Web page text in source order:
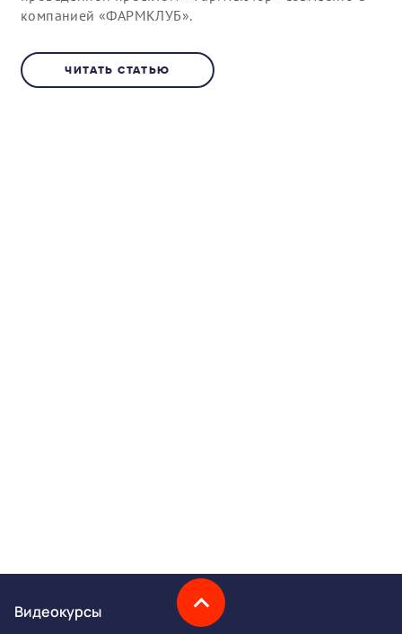
компанией «ФАРМКЛУБ».
ЧИТАТЬ СТАТЬЮ
Видеокурсы